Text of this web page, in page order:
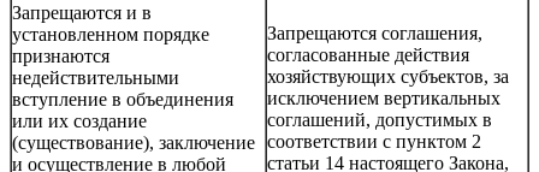
Запрещаются и в
установленном порядке
признаются
недействительными
вступление в объединения
или их создание
(существование), заключение
и осуществление в любой
Запрещаются соглашения,
согласованные действия
хозяйствующих субъектов, за
исключением вертикальных
соглашений, допустимых в
соответствии с пунктом 2
статьи 14 настоящего Закона,